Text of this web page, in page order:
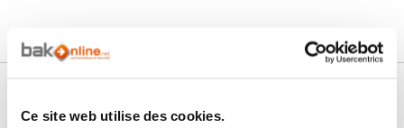
Ce site web utilise des cookies.